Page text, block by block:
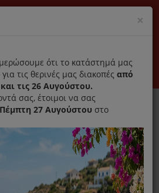
Εγγραφή Εταιρεία Επικοινωνία
0
×
ότι το κατάστημά μας
τις θερινές μας διακοπές από
τις 26 Αυγούστου.
σας, έτοιμοι να σας
27 Αυγούστου στο